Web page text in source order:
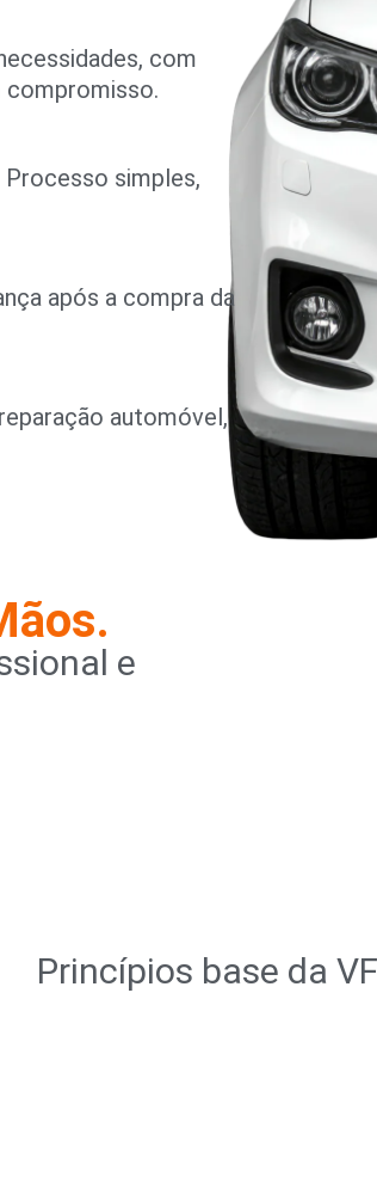
com
compromisso.
simples,
após a compra da
automóvel,
e
Princípios base da